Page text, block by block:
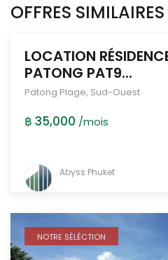
OFFRES SIMILAIRES
LOCATION
PATONG PAT9...
Patong Plage, Sud-Ouest
฿ 35,000 /mois
Abyss Phuket
NOTRE SÉLÉCTION